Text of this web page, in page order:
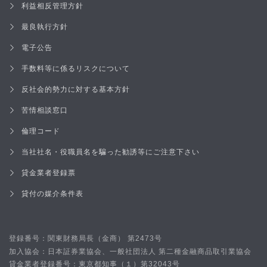
利益相反管理方針
最良執行方針
電子公告
手数料等に係るリスクについて
反社会的勢力に対する基本方針
苦情相談窓口
倫理コード
当社社名・役職員名を騙った勧誘等にご注意下さい
貸金業者登録票
貸付の媒介条件表
登録番号：関東財務局長（金商） 第2473号
加入協会：日本証券業協会、一般社団法人 第二種金融商品取引業協会
貸金業者登録番号：東京都知事 （１）第32043号